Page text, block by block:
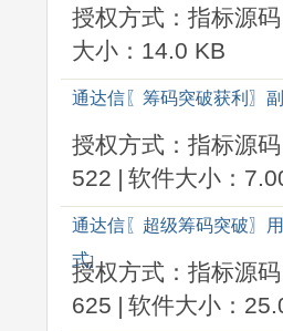
授权方式：指标源码
大小：14.0 KB
通达信〖筹码突破获利〗
授权方式：指标源码
522 | 软件大小：
通达信〖超级筹码突破〗
式]
授权方式：指标源码
625 | 软件大小：